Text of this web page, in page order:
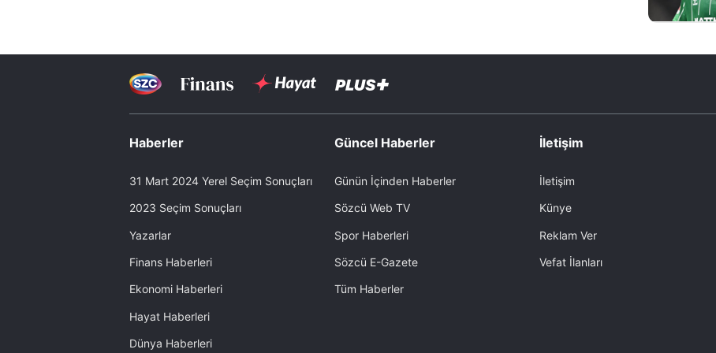
Haberler
31 Mart 2024 Yerel Seçim Sonuçları
2023 Seçim Sonuçları
Yazarlar
Finans Haberleri
Ekonomi Haberleri
Hayat Haberleri
Dünya Haberleri
Güncel Haberler
Günün İçinden Haberler
Sözcü Web TV
Spor Haberleri
Sözcü E-Gazete
Tüm Haberler
İletişim
İletişim
Künye
Reklam Ver
Vefat İlanları